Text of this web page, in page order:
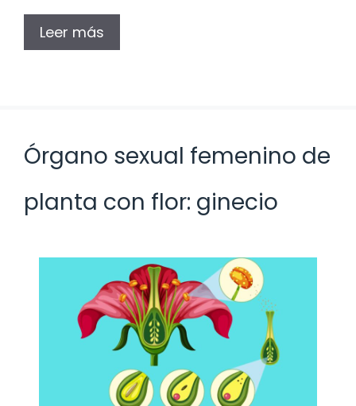
Leer más
Órgano sexual femenino de
planta con flor: ginecio